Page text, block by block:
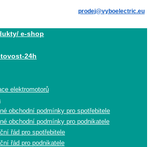
prodej@vyboelectric.eu
e-shop
24h
elektromotorů
obchodní podmínky pro spotřebitele
obchodní podmínky pro podnikatele
řád pro spotřebitele
řád pro podnikatele